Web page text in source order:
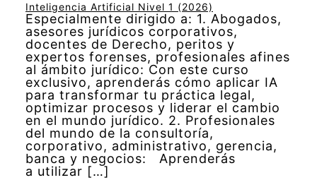
Inteligencia Artificial Nivel 1 (2026)
Especialmente dirigido a: 1. Abogados,
asesores jurídicos corporativos,
docentes de Derecho, peritos y
expertos forenses, profesionales afines
al ámbito jurídico: Con este curso
exclusivo, aprenderás cómo aplicar IA
para transformar tu práctica legal,
optimizar procesos y liderar el cambio
en el mundo jurídico. 2. Profesionales
del mundo de la consultoría,
corporativo, administrativo, gerencia,
banca y negocios: Aprenderás
a utilizar […]